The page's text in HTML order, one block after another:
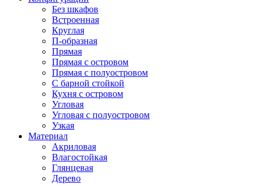
Без шкафов
Встроенная
Круглая
П-образная
Прямая
Прямая с островом
Прямая с полуостровом
С барной стойкой
Кухня с островом
Угловая
Угловая с полуостровом
Узкая
Материал
Акриловая
Влагостойкая
Глянцевая
Дерево